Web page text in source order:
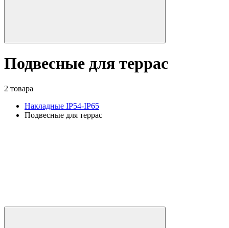
Подвесные для террас
2 товара
Накладные IP54-IP65
Подвесные для террас